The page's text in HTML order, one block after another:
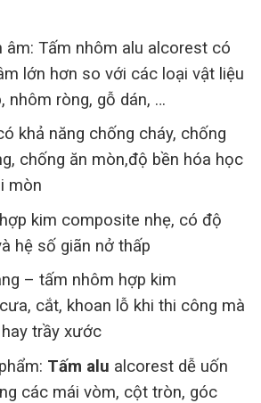
âm: Tấm nhôm alu alcorest có
lớn hơn so với các loại vật liệu
nhôm ròng, gỗ dán, …
khả năng chống cháy, chống
chống ăn mòn,độ bền hóa học
mòn
kim composite nhẹ, có độ
hệ số giãn nở thấp
– tấm nhôm hợp kim
cắt, khoan lỗ khi thi công mà
trầy xước
Tấm alu alcorest dễ uốn
các mái vòm, cột tròn, góc